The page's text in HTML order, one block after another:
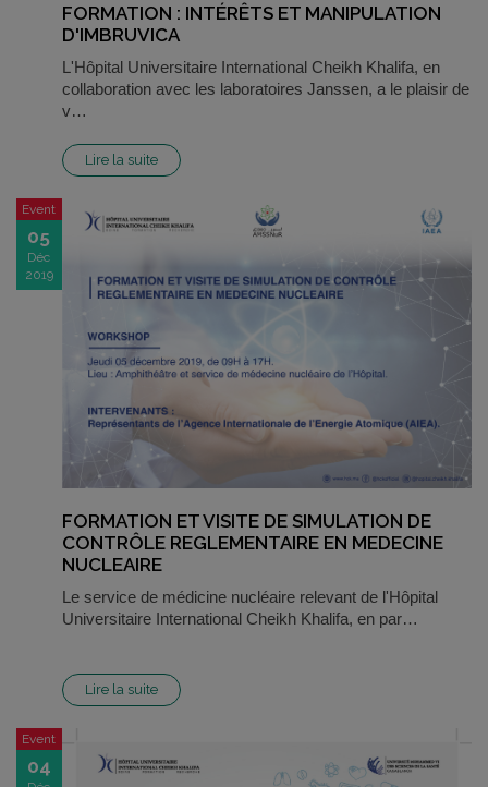
FORMATION : INTÉRÊTS ET MANIPULATION
D'IMBRUVICA
L'Hôpital Universitaire International Cheikh Khalifa, en
collaboration avec les laboratoires Janssen, a le plaisir de
v…
Lire la suite
Event
05
Déc
2019
FORMATION ET VISITE DE SIMULATION DE
CONTRÔLE REGLEMENTAIRE EN MEDECINE
NUCLEAIRE
Le service de médicine nucléaire relevant de l'Hôpital
Universitaire International Cheikh Khalifa, en par…
Lire la suite
Event
04